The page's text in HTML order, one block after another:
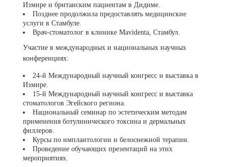
Измире и британским пациентам в Дидиме.
Позднее продолжила предоставлять медицинские
услуги в Стамбуле.
Врач-стоматолог в клинике Mavidenta, Стамбул.
Участие в международных и национальных научных
конференциях:
24-й Международный научный конгресс и выставка в
Измире.
15-й Международный научный конгресс и выставка
стоматологов Эгейского региона.
Национальный семинар по эстетическим методам
применения ботулинического токсина и дермальных
филлеров.
Курсы по имплантологии и белоснежной терапии.
Проведение обучающих презентаций на этих
мероприятиях.